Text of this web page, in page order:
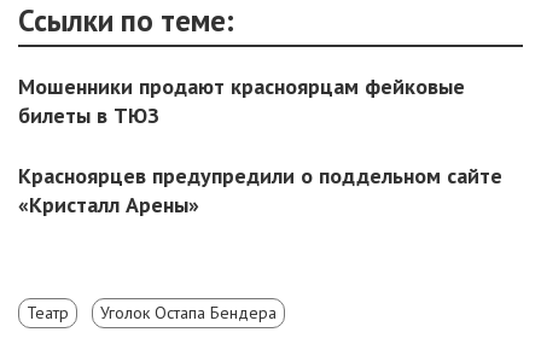
Ссылки по теме:
Мошенники продают красноярцам фейковые
билеты в ТЮЗ
Красноярцев предупредили о поддельном сайте
«Кристалл Арены»
Театр Уголок Остапа Бендера